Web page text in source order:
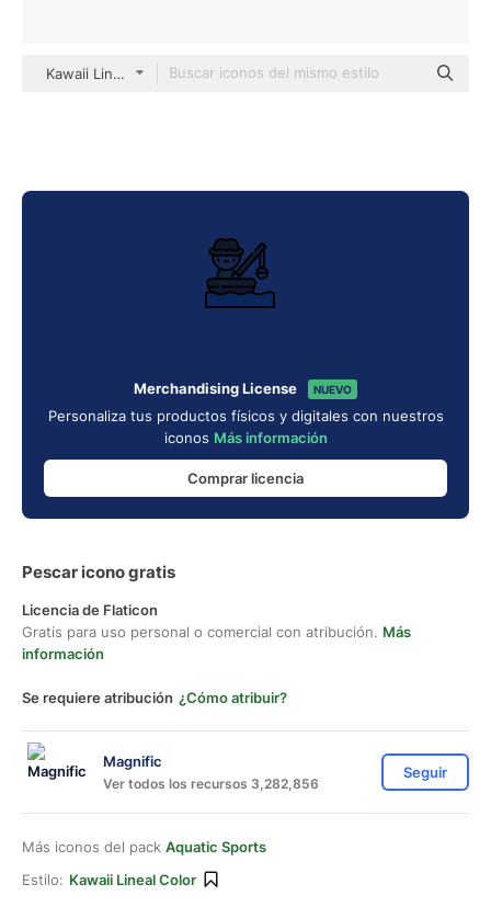
Kawaii Lineal color
Merchandising License NUEVO
Personaliza tus productos físicos y digitales con nuestros
iconos Más información
Comprar licencia
Pescar icono gratis
Licencia de Flaticon
Gratis para uso personal o comercial con atribución. Más
información
Se requiere atribución ¿Cómo atribuir?
Magnific
Ver todos los recursos 3,282,856
Seguir
Más iconos del pack Aquatic Sports
Estilo: Kawaii Lineal Color